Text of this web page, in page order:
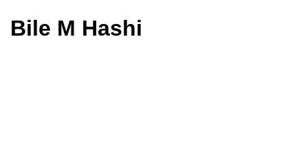
Bile M Hashi